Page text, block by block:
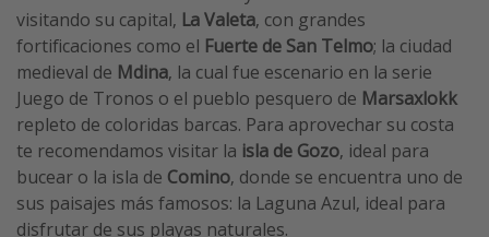
visitando su capital, La Valeta, con grandes
fortificaciones como el Fuerte de San Telmo; la ciudad
medieval de Mdina, la cual fue escenario en la serie
Juego de Tronos o el pueblo pesquero de Marsaxlokk
repleto de coloridas barcas. Para aprovechar su costa
te recomendamos visitar la isla de Gozo, ideal para
bucear o la isla de Comino, donde se encuentra uno de
sus paisajes más famosos: la Laguna Azul, ideal para
disfrutar de sus playas naturales.